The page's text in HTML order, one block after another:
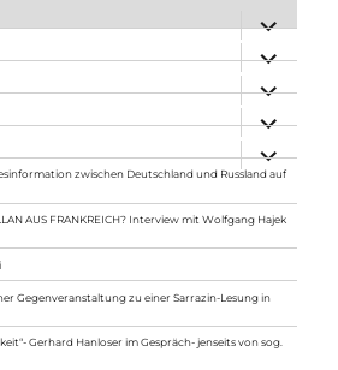
anzeigen
anzeigen
anzeigen
anzeigen
anzeigen
zwischen Deutschland und Russland auf
AUS FRANKREICH? Interview mit Wolfgang Hajek
Gegenveranstaltung zu einer Sarrazin-Lesung in
Gerhard Hanloser im Gespräch- jenseits von sog.